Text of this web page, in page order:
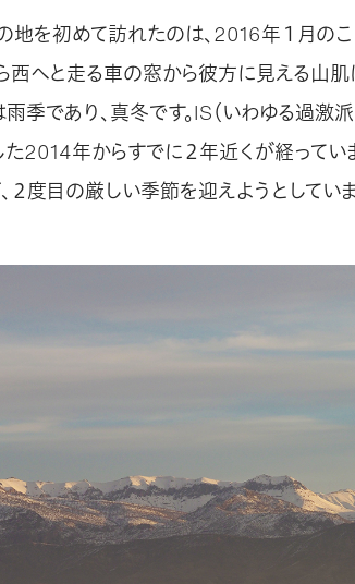
地を初めて訪れたのは、2016年１月のこ
へと走る車の窓から彼方に見える山肌
季であり、真冬です。IS（いわゆる過激
2014年からすでに２年近くが経ってい
度目の厳しい季節を迎えようとしていま